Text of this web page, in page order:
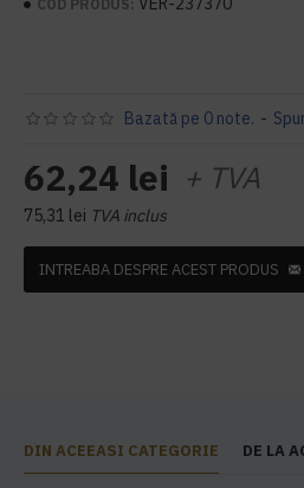
COD PRODUS:
Bazată pe 0 note. -
62,24 lei + TVA
75,31 lei TVA inclus
INTREABA DESPRE ACEST PRODUS
DIN ACEEASI CATEGORIE DE LA